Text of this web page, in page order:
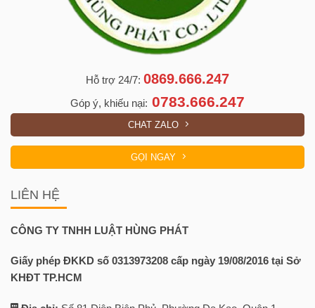
Hỗ trợ 24/7: 0869.666.247
Góp ý, khiếu nại: 0783.666.247
CHAT ZALO
GỌI NGAY
LIÊN HỆ
CÔNG TY TNHH LUẬT HÙNG PHÁT
Giấy phép ĐKKD số 0313973208 cấp ngày 19/08/2016 tại Sở
KHĐT TP.HCM